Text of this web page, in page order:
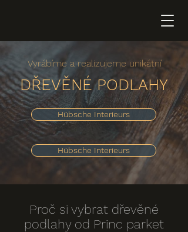
DŘEVĚNÉ PODLAHY
Vyrábíme a realizujeme unikátní
Hübsche Interieurs
Hübsche Interieurs
Proč si vybrat dřevěné
podlahy od Princ parket